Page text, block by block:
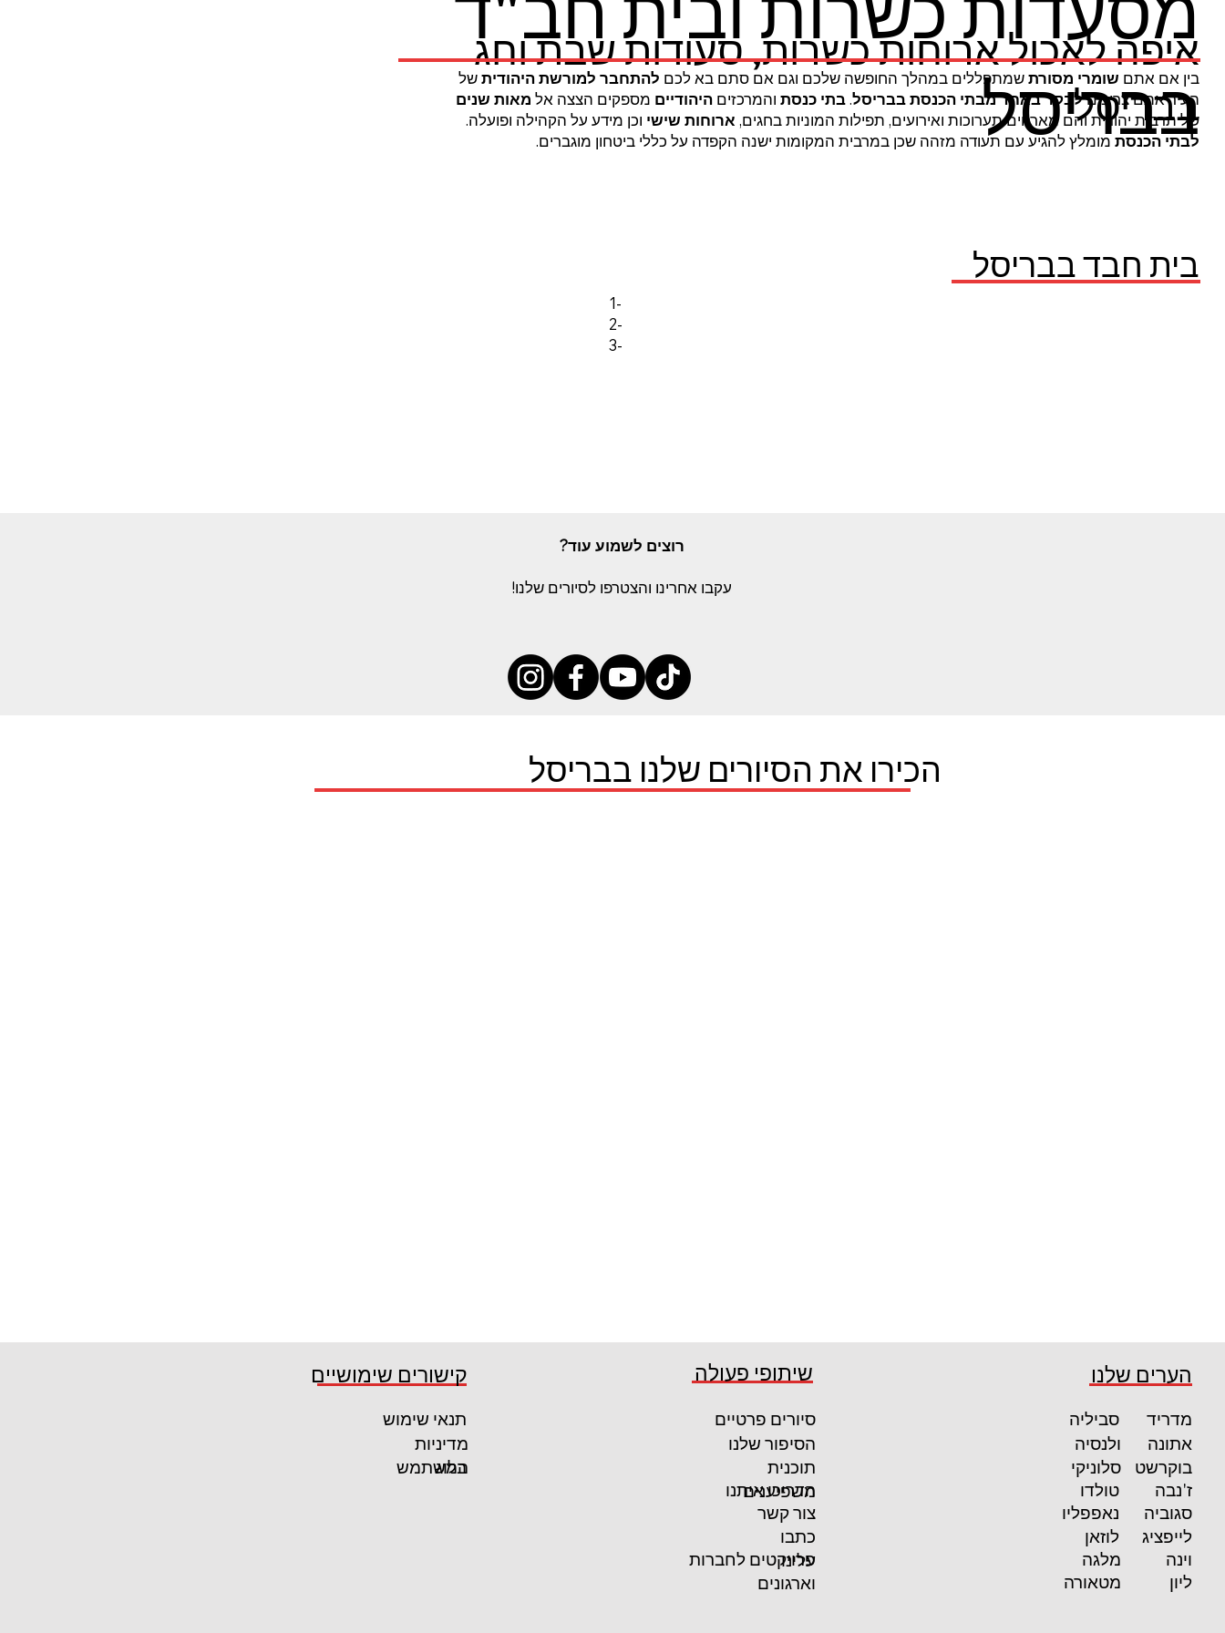
בבריסל
איפה לאכול ארוחות כשרות, סעודות שבת וחג
בבריסל
בין אם אתם שומרי מסורתשמתפללים במהלך החופשה שלכם וגם אם סתם בא לכם להתחבר למורשת היהודיתשל
העיר אתם צריכיםלבקרבאחדמבתי הכנסת בבריסל.בתי כנסת והמרכזיםהיהודיים מספקים הצצה אל מאות שנים
של תרבות יהודית והם מארחים תערוכות ואירועים, תפילות המוניות בחגים, ארוחות שישי וכן מידע על הקהילה ופועלה.
לבתי הכנסת מומלץ להגיע עם תעודה מזהה שכן במרבית המקומות ישנה הקפדה על כללי ביטחון מוגברים.
בית חבד בבריסל
1-
2-
3-
הכירו את הסיורים שלנו בבריסל
רוצים לשמוע עוד?
עקבו אחרינו והצטרפו לסיורים שלנו!
קישורים שימושיים
תנאי שימוש
מדיניות
המשתמש
בלוג
שיתופי פעולה
תוכנית
משפיענים
הסיפור שלנו
סיורים פרטיים
הדריכו איתנו
פרויקטים לחברות
וארגונים
כתבו
עלינו
צור קשר
הערים שלנו
סביליה
ולנסיה
מדריד
סלוניקי
אתונה
טולדו
בוקרשט
נאפפליו
ז'נבה
לוזאן
סגוביה
מלגה
לייפציג
מטאורה
וינה
ליון